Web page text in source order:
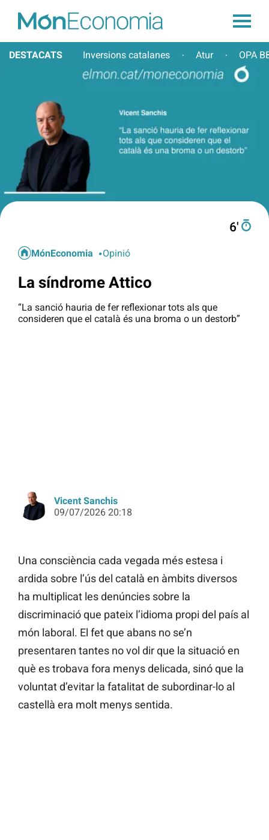
DESTACATS Inversions catalanes · Atur · OPA
6′
MónEconomia Opinió
La síndrome Attico
“La sanció hauria de fer reflexionar tots als que
consideren que el català és una broma o un destorb”
Vicent Sanchis
09/07/2026 20:18
Una consciència cada vegada més estesa i
ardida sobre l’ús del català en àmbits diversos
ha multiplicat les denúncies sobre la
discriminació que pateix l’idioma propi del país al
món laboral. El fet que abans no se’n
presentaren tantes no vol dir que la situació en
què es trobava fora menys delicada, sinó que la
voluntat d’evitar la fatalitat de subordinar-lo al
castellà era molt menys sentida.